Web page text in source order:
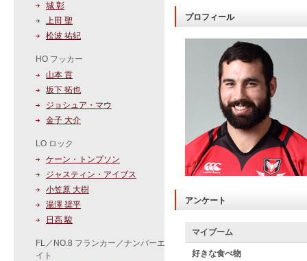
城 彰
上田 聖
松波 祐紀
HO フッカー
山本 貢
坂下 拓也
ジョシュア・マウ
金子 大介
LO ロック
ケーン・トンプソン
ジャスティン・アイブス
小笠原 大樹
湯澤 奨平
日高 駿
FL／NO.8 フランカー／ナンバーエ
イト
プロフィール
アンケート
マイブーム
好きな食べ物